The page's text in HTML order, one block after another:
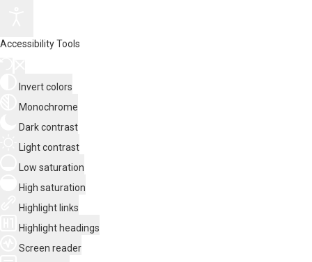
Accessibility Tools
Invert colors
Monochrome
Dark contrast
Light contrast
Low saturation
High saturation
Highlight links
Highlight headings
Screen reader